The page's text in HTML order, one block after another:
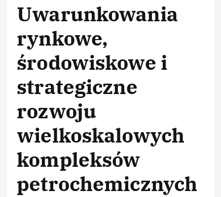
Uwarunkowania
rynkowe,
środowiskowe i
strategiczne
rozwoju
wielkoskalowych
kompleksów
petrochemicznych